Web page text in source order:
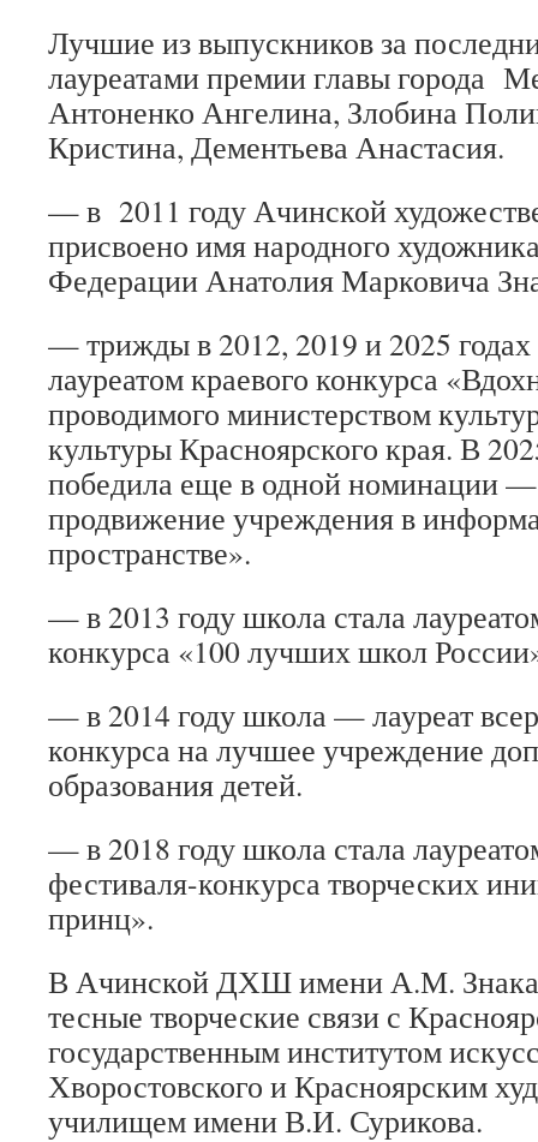
Лучшие из выпускников за
лауреатами премии главы города
Антоненко Ангелина, Злобина
Кристина, Дементьева Анастасия.
— в 2011 году Ачинской
присвоено имя народного
Федерации Анатолия Марковича
— трижды в 2012, 2019 и 2025 годах
лауреатом краевого конкурса
проводимого министерством
культуры Красноярского края. В
победила еще в одной номинации
продвижение учреждения в
пространстве».
— в 2013 году школа стала
конкурса «100 лучших школ
— в 2014 году школа — лауреат
конкурса на лучшее учреждение
образования детей.
— в 2018 году школа стала
фестиваля-конкурса творческих
принц».
В Ачинской ДХШ имени А.М. Знака
тесные творческие связи с
государственным институтом
Хворостовского и Красноярским
училищем имени В.И. Сурикова.